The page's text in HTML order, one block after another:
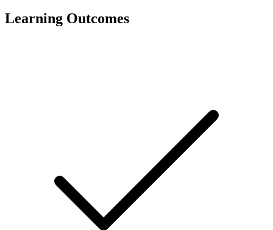
Learning Outcomes